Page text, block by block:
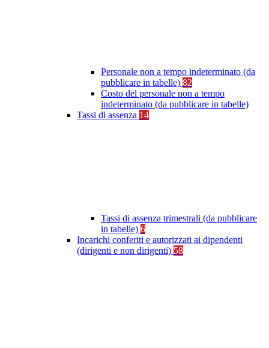
Personale non a tempo indeterminato (da
pubblicare in tabelle) 82
Costo del personale non a tempo
indeterminato (da pubblicare in tabelle)
Tassi di assenza 14
Tassi di assenza trimestrali (da pubblicare
in tabelle) 6
Incarichi conferiti e autorizzati ai dipendenti
(dirigenti e non dirigenti) 58